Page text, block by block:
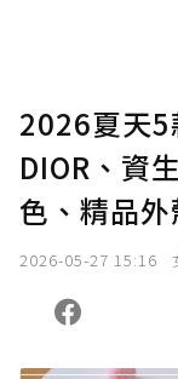
2026夏天5
DIOR、資
色、精品
2026-05-27 15:16